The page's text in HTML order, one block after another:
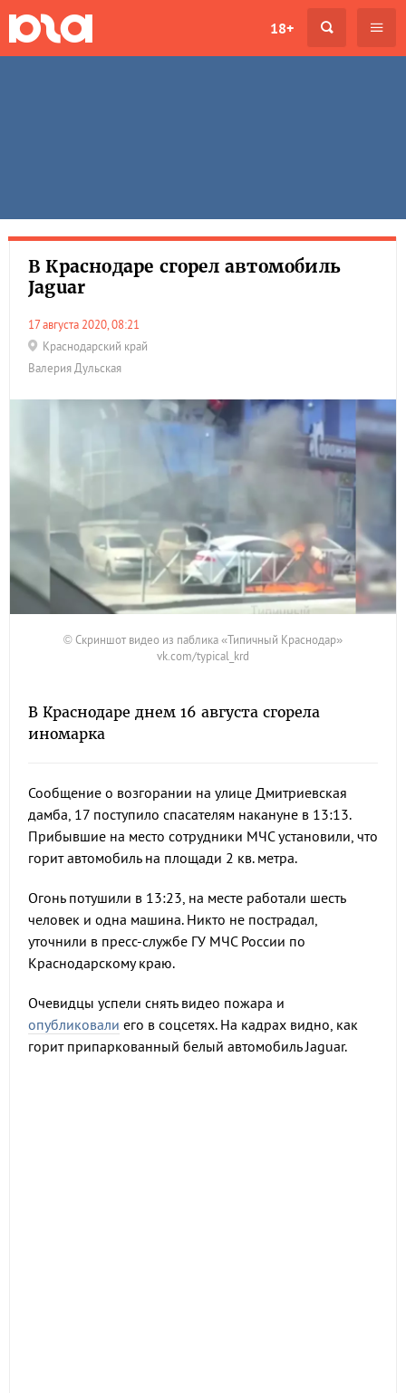
18+
В Краснодаре сгорел автомобиль
Jaguar
17 августа 2020, 08:21
Краснодарский край
Валерия Дульская
© Скриншот видео из паблика «Типичный Краснодар»
vk.com/typical_krd
В Краснодаре днем 16 августа сгорела
иномарка
Сообщение о возгорании на улице Дмитриевская
дамба, 17 поступило спасателям накануне в 13:13.
Прибывшие на место сотрудники МЧС установили, что
горит автомобиль на площади 2 кв. метра.
Огонь потушили в 13:23, на месте работали шесть
человек и одна машина. Никто не пострадал,
уточнили в пресс-службе ГУ МЧС России по
Краснодарскому краю.
Очевидцы успели снять видео пожара и
опубликовали его в соцсетях. На кадрах видно, как
горит припаркованный белый автомобиль Jaguar.